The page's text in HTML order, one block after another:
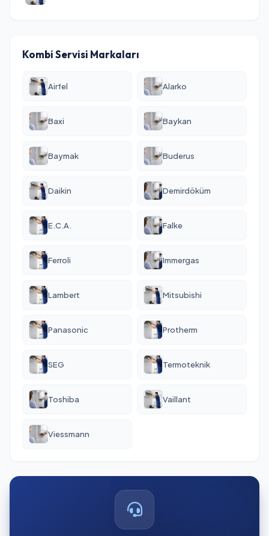
Kombi Servisi Markaları
Airfel Alarko
Baxi Baykan
Baymak Buderus
Daikin Demirdöküm
E.C.A. Falke
Ferroli Immergas
Lambert Mitsubishi
Panasonic Protherm
SEG Termoteknik
Toshiba Vaillant
Viessmann